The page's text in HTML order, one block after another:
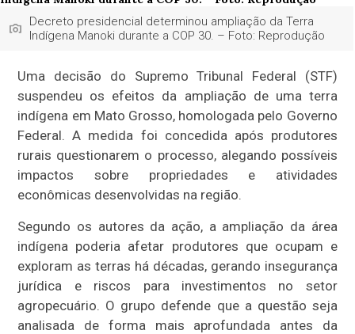
Decreto presidencial determinou ampliação da Terra
Indígena Manoki durante a COP 30. – Foto: Reprodução
Uma decisão do Supremo Tribunal Federal (STF)
suspendeu os efeitos da ampliação de uma terra
indígena em Mato Grosso, homologada pelo Governo
Federal. A medida foi concedida após produtores
rurais questionarem o processo, alegando possíveis
impactos sobre propriedades e atividades
econômicas desenvolvidas na região.
Segundo os autores da ação, a ampliação da área
indígena poderia afetar produtores que ocupam e
exploram as terras há décadas, gerando insegurança
jurídica e riscos para investimentos no setor
agropecuário. O grupo defende que a questão seja
analisada de forma mais aprofundada antes da